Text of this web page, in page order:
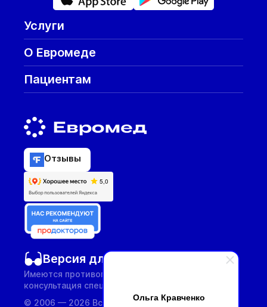
Ольга Кравченко
Услуги
О Евромеде
Пациентам
Отзывы
Версия для слабовидящих
Имеются противопоказания, необходима
консультация специалиста.
© 2006 — 2026 Все услуги предоставляются